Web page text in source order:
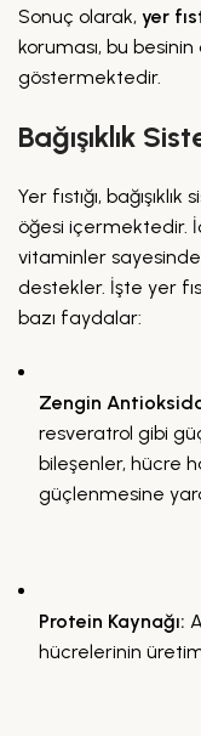
Sonuç olarak, yer
koruması, bu
göstermektedir.
Bağışıklık
Yer fıstığı,
öğesi içermektedir.
vitaminler
destekler. İşte yer
bazı faydalar:
Zengin
resveratrol gibi
bileşenler, hücre
güçlenmesine
Protein Kaynağı:
hücrelerinin